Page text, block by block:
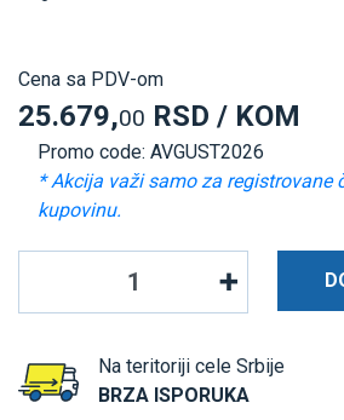
Cena sa PDV-om
25.679,00 RSD / KOM
Promo code: AVGUST2026
* Akcija važi samo za registrovane
kupovinu.
Na teritoriji cele Srbije
BRZA ISPORUKA